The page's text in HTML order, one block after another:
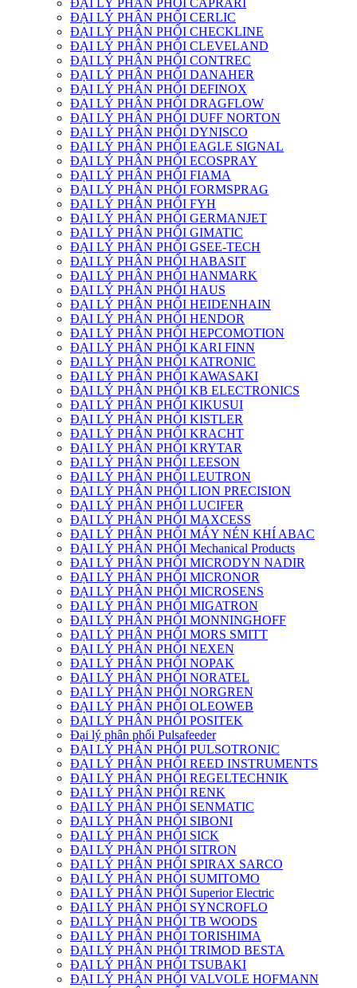
ĐẠI LÝ PHÂN PHỐI CAPRARI
ĐẠI LÝ PHÂN PHỐI CERLIC
ĐẠI LÝ PHÂN PHỐI CHECKLINE
ĐẠI LÝ PHÂN PHỐI CLEVELAND
ĐẠI LÝ PHÂN PHỐI CONTREC
ĐẠI LÝ PHÂN PHỐI DANAHER
ĐẠI LÝ PHÂN PHỐI DEFINOX
ĐẠI LÝ PHÂN PHỐI DRAGFLOW
ĐẠI LÝ PHÂN PHỐI DUFF NORTON
ĐẠI LÝ PHÂN PHỐI DYNISCO
ĐẠI LÝ PHÂN PHỐI EAGLE SIGNAL
ĐẠI LÝ PHÂN PHỐI ECOSPRAY
ĐẠI LÝ PHÂN PHỐI FIAMA
ĐẠI LÝ PHÂN PHỐI FORMSPRAG
ĐẠI LÝ PHÂN PHỐI FYH
ĐẠI LÝ PHÂN PHỐI GERMANJET
ĐẠI LÝ PHÂN PHỐI GIMATIC
ĐẠI LÝ PHÂN PHỐI GSEE-TECH
ĐẠI LÝ PHÂN PHỐI HABASIT
ĐẠI LÝ PHÂN PHỐI HANMARK
ĐẠI LÝ PHÂN PHỐI HAUS
ĐẠI LÝ PHÂN PHỐI HEIDENHAIN
ĐẠI LÝ PHÂN PHỐI HENDOR
ĐẠI LÝ PHÂN PHỐI HEPCOMOTION
ĐẠI LÝ PHÂN PHỐI KARI FINN
ĐẠI LÝ PHÂN PHỐI KATRONIC
ĐẠI LÝ PHÂN PHỐI KAWASAKI
ĐẠI LÝ PHÂN PHỐI KB ELECTRONICS
ĐẠI LÝ PHÂN PHỐI KIKUSUI
ĐẠI LÝ PHÂN PHỐI KISTLER
ĐẠI LÝ PHÂN PHỐI KRACHT
ĐẠI LÝ PHÂN PHỐI KRYTAR
ĐẠI LÝ PHÂN PHỐI LEESON
ĐẠI LÝ PHÂN PHỐI LEUTRON
ĐẠI LÝ PHÂN PHỐI LION PRECISION
ĐẠI LÝ PHÂN PHỐI LUCIFER
ĐẠI LÝ PHÂN PHỐI MAXCESS
ĐẠI LÝ PHÂN PHỐI MÁY NÉN KHÍ ABAC
ĐẠI LÝ PHÂN PHỐI Mechanical Products
ĐẠI LÝ PHÂN PHỐI MICRODYN NADIR
ĐẠI LÝ PHÂN PHỐI MICRONOR
ĐẠI LÝ PHÂN PHỐI MICROSENS
ĐẠI LÝ PHÂN PHỐI MIGATRON
ĐẠI LÝ PHÂN PHỐI MONNINGHOFF
ĐẠI LÝ PHÂN PHỐI MORS SMITT
ĐẠI LÝ PHÂN PHỐI NEXEN
ĐẠI LÝ PHÂN PHỐI NOPAK
ĐẠI LÝ PHÂN PHỐI NORATEL
ĐẠI LÝ PHÂN PHỐI NORGREN
ĐẠI LÝ PHÂN PHỐI OLEOWEB
ĐẠI LÝ PHÂN PHỐI POSITEK
Đại lý phân phối Pulsafeeder
ĐẠI LÝ PHÂN PHỐI PULSOTRONIC
ĐẠI LÝ PHÂN PHỐI REED INSTRUMENTS
ĐẠI LÝ PHÂN PHỐI REGELTECHNIK
ĐẠI LÝ PHÂN PHỐI RENK
ĐẠI LÝ PHÂN PHỐI SENMATIC
ĐẠI LÝ PHÂN PHỐI SIBONI
ĐẠI LÝ PHÂN PHỐI SICK
ĐẠI LÝ PHÂN PHỐI SITRON
ĐẠI LÝ PHÂN PHỐI SPIRAX SARCO
ĐẠI LÝ PHÂN PHỐI SUMITOMO
ĐẠI LÝ PHÂN PHỐI Superior Electric
ĐẠI LÝ PHÂN PHỐI SYNCROFLO
ĐẠI LÝ PHÂN PHỐI TB WOODS
ĐẠI LÝ PHÂN PHỐI TORISHIMA
ĐẠI LÝ PHÂN PHỐI TRIMOD BESTA
ĐẠI LÝ PHÂN PHỐI TSUBAKI
ĐẠI LÝ PHÂN PHỐI VALVOLE HOFMANN